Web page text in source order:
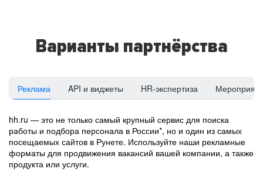
Варианты партнёрства
Реклама API и виджеты HR-экспертиза
hh.ru — это не только самый крупный сервис для поиска
работы и подбора персонала в России*, но и один из самых
посещаемых сайтов в Рунете. Используйте наши рекламные
форматы для продвижения вакансий вашей компании, а также
продукта или услуги.